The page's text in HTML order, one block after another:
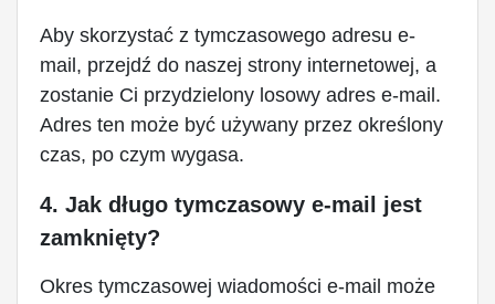
Aby skorzystać z tymczasowego adresu e-
mail, przejdź do naszej strony internetowej, a
zostanie Ci przydzielony losowy adres e-mail.
Adres ten może być używany przez określony
czas, po czym wygasa.
4. Jak długo tymczasowy e-mail jest
zamknięty?
Okres tymczasowej wiadomości e-mail może